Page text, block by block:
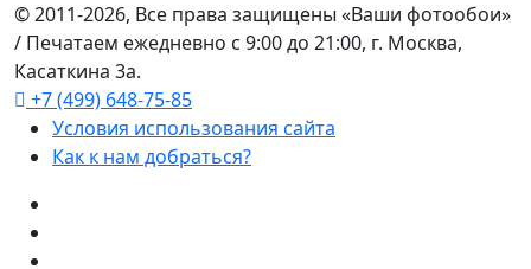
© 2011-2026, Все права защищены «Ваши фотообои»
/ Печатаем ежедневно с 9:00 до 21:00, г. Москва,
Касаткина 3а.
+7 (499) 648-75-85
Условия использования сайта
Как к нам добраться?